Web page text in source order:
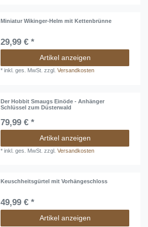
Miniatur Wikinger-Helm mit Kettenbrünne
29,99 € *
Artikel anzeigen
*inkl. ges. MwSt. zzgl.Versandkosten
Der Hobbit Smaugs Einöde - Anhänger
Schlüssel zum Düsterwald
79,99 € *
Artikel anzeigen
*inkl. ges. MwSt. zzgl.Versandkosten
Keuschheitsgürtel mit Vorhängeschloss
49,99 € *
Artikel anzeigen